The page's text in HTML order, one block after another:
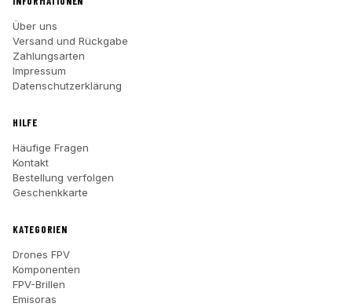
Über uns
Versand und Rückgabe
Zahlungsarten
Impressum
Datenschutzerklärung
HILFE
Häufige Fragen
Kontakt
Bestellung verfolgen
Geschenkkarte
KATEGORIEN
Drones FPV
Komponenten
FPV-Brillen
Emisoras